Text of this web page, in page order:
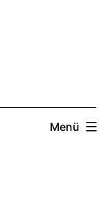
Menü